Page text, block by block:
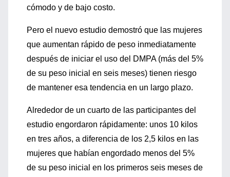
cómodo y de bajo costo.
Pero el nuevo estudio demostró que las mujeres
que aumentan rápido de peso inmediatamente
después de iniciar el uso del DMPA (más del 5%
de su peso inicial en seis meses) tienen riesgo
de mantener esa tendencia en un largo plazo.
Alrededor de un cuarto de las participantes del
estudio engordaron rápidamente: unos 10 kilos
en tres años, a diferencia de los 2,5 kilos en las
mujeres que habían engordado menos del 5%
de su peso inicial en los primeros seis meses de